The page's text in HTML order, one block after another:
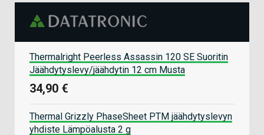
Thermalright Peerless Assassin 120 SE Suoritin
Jäähdytyslevy/jäähdytin 12 cm Musta
34,90 €
Thermal Grizzly PhaseSheet PTM jäähdytyslevyn
yhdiste Lämpöalusta 2 g